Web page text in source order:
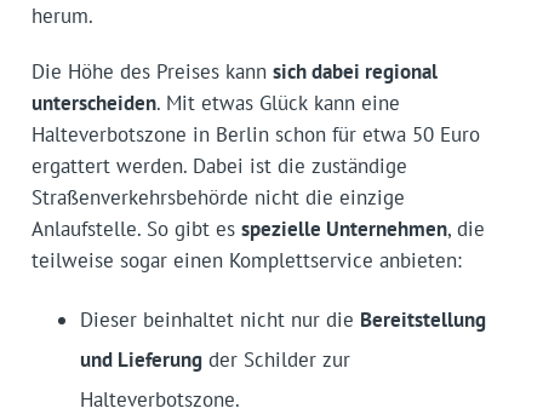
herum.
Die Höhe des Preises kann sich dabei regional
unterscheiden. Mit etwas Glück kann eine
Halteverbotszone in Berlin schon für etwa 50 Euro
ergattert werden. Dabei ist die zuständige
Straßenverkehrsbehörde nicht die einzige
Anlaufstelle. So gibt es spezielle Unternehmen, die
teilweise sogar einen Komplettservice anbieten:
Dieser beinhaltet nicht nur die Bereitstellung
und Lieferungder Schilder zur
Halteverbotszone.